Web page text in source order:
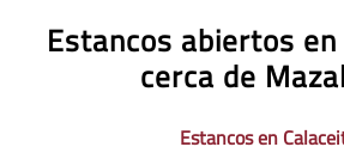
Estancos abiertos
cerca de
Estancos en